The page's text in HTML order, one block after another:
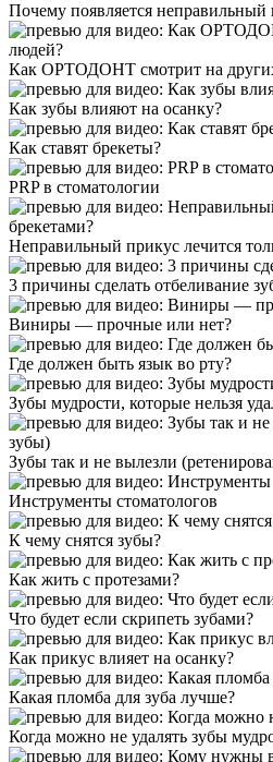
Почему появляется неправильный
Как ОРТОДОНТ смотрит на
Как зубы влияют на осанку?
Как ставят брекеты?
PRP в стоматологии
Неправильный прикус лечится
3 причины сделать отбеливание
Виниры — прочные или нет?
Где должен быть язык во рту?
Зубы мудрости, которые нельзя
Зубы так и не вылезли
Инструменты стоматологов
К чему снятся зубы?
Как жить с протезами?
Что будет если скрипеть зубами?
Как прикус влияет на осанку?
Какая пломба для зуба лучше?
Когда можно не удалять зубы